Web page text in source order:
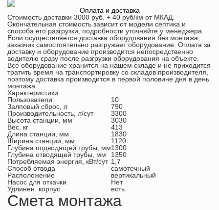
Оплата и доставка
Стоимость доставки 3000 руб. + 40 руб/км от МКАД.
Окончательная стоимость зависит от модели септика и
способа его разгрузки, подробности уточняйте у менеджера.
Если осуществляется доставка оборудования без монтажа,
заказчик самостоятельно разгружает оборудование. Оплата за
доставку и оборудование производится непосредственно
водителю сразу после разгрузки оборудования на объекте.
Все оборудование хранится на нашем складе и не приходится
тратить время на транспортировку со складов производителя,
поэтому доставка производится в первой половине дня в день
монтажа.
Характеристики
Пользователи
10
Залповый сброс, л
790
Производительность, л/сут
3300
Высота станции, мм
3030
Вес, кг
413
Длина станции, мм
1830
Ширина станции, мм
1120
Глубина подводящей трубы, мм1300
Глубина отводящей трубы, мм
1350
Потребляемая энергия, кВт/сут 1,7
Способ отвода
самотечный
Расположение
вертикальный
Насос для откачки
Нет
Удлинен. корпус
есть
Смета монтажа